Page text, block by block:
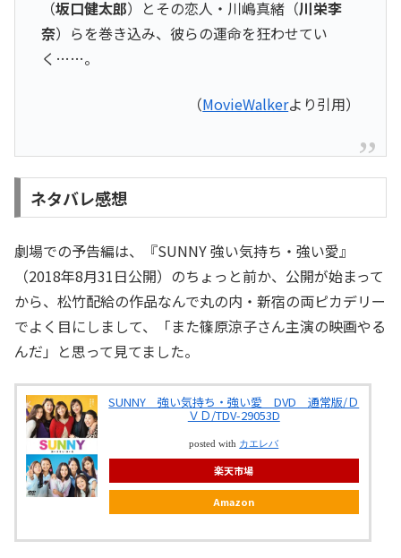
（坂口健太郎）とその恋人・川嶋真緒（川栄李
奈）らを巻き込み、彼らの運命を狂わせてい
く……。
（MovieWalkerより引用）
ネタバレ感想
劇場での予告編は、『SUNNY 強い気持ち・強い愛』
（2018年8月31日公開）のちょっと前か、公開が始まって
から、松竹配給の作品なんで丸の内・新宿の両ピカデリー
でよく目にしまして、「また篠原涼子さん主演の映画やる
んだ」と思って見てました。
SUNNY 強い気持ち・強い愛 DVD 通常版/Ｄ
ＶＤ/TDV-29053D
posted with カエレバ
楽天市場
Amazon